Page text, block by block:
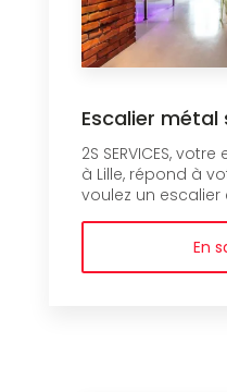
Escalier métal
2S SERVICES,
à Lille, répond à
voulez un escalier
En